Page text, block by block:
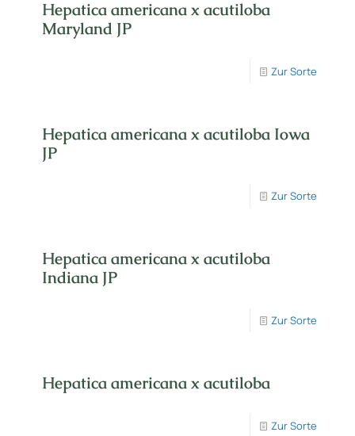
Hepatica americana x acutiloba
Maryland JP
Zur Sorte
Hepatica americana x acutiloba Iowa
JP
Zur Sorte
Hepatica americana x acutiloba
Indiana JP
Zur Sorte
Hepatica americana x acutiloba
Zur Sorte